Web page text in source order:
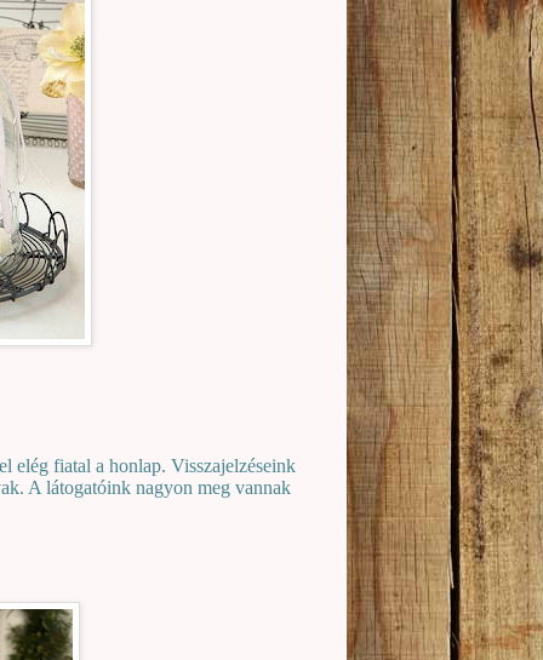
elég fiatal a honlap. Visszajelzéseink
A látogatóink nagyon meg vannak